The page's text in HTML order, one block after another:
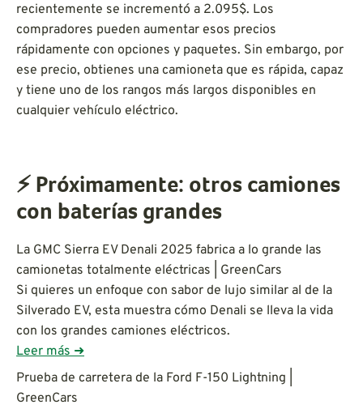
recientemente se incrementó a 2.095$. Los
compradores pueden aumentar esos precios
rápidamente con opciones y paquetes. Sin embargo, por
ese precio, obtienes una camioneta que es rápida, capaz
y tiene uno de los rangos más largos disponibles en
cualquier vehículo eléctrico.
⚡ Próximamente: otros camiones
con baterías grandes
La GMC Sierra EV Denali 2025 fabrica a lo grande las
camionetas totalmente eléctricas | GreenCars
Si quieres un enfoque con sabor de lujo similar al de la
Silverado EV, esta muestra cómo Denali se lleva la vida
con los grandes camiones eléctricos.
Leer más ➜
Prueba de carretera de la Ford F-150 Lightning |
GreenCars